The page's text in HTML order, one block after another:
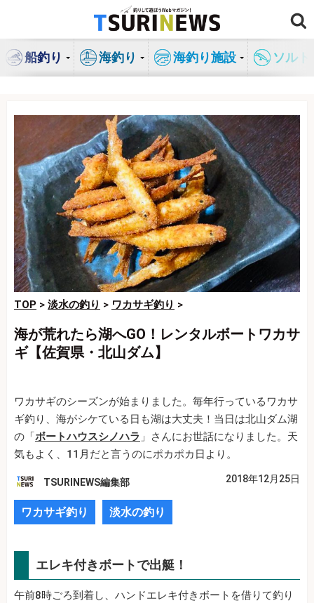
ン
船釣り 海釣り 海釣り施設 ソル
TOP > 淡水の釣り > ワカサギ釣り >
海が荒れたら湖へGO！レンタルボートワカサ
ギ【佐賀県・北山ダム】
ワカサギのシーズンが始まりました。毎年行っているワカサ
ギ釣り、海がシケている日も湖は大丈夫！当日は北山ダム湖
の「 ボートハウスシノハラ 」さんにお世話になりました。天
気もよく、11月だと言うのにポカポカ日より。
TSURINEWS編集部 2018年12月25日
ワカサギ釣り 淡水の釣り
エレキ付きボートで出艇！
午前8時ごろ到着し、ハンドエレキ付きボートを借りて釣り